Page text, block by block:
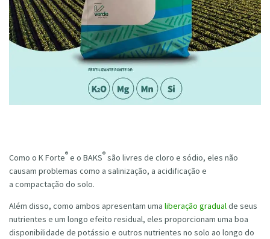
Como o K Forte® e o BAKS® são livres de cloro e sódio, eles não
causam problemas como a salinização, a acidificação e
a compactação do solo.
Além disso, como ambos apresentam uma liberação gradual de seus
nutrientes e um longo efeito residual, eles proporcionam uma boa
disponibilidade de potássio e outros nutrientes no solo ao longo do